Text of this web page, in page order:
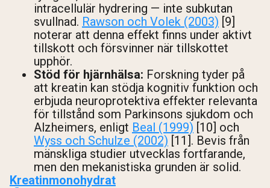
intracellulär hydrering — inte subkutan
svullnad. Rawson och Volek (2003) [9]
noterar att denna effekt finns under aktivt
tillskott och försvinner när tillskottet
upphör.
Stöd för hjärnhälsa: Forskning tyder på
att kreatin kan stödja kognitiv funktion och
erbjuda neuroprotektiva effekter relevanta
för tillstånd som Parkinsons sjukdom och
Alzheimers, enligt Beal (1999) [10] och
Wyss och Schulze (2002) [11]. Bevis från
mänskliga studier utvecklas fortfarande,
men den mekanistiska grunden är solid.
Kreatinmonohydrat